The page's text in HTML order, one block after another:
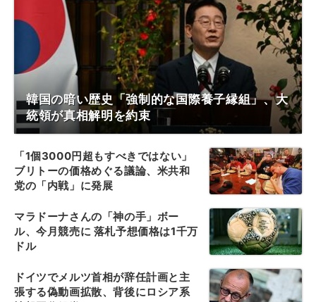
韓国の暗い歴史「強制的な国際養子縁組」、大
統領が真相解明を約束
「1個3000円超もすべきではない」
ブリトーの価格めぐる議論、米共和
党の「内戦」に発展
マラドーナさんの「神の手」ボー
ル、今月競売に 落札予想価格は1千万
ドル
ドイツでメルツ首相が辞任計画と主
張する偽動画拡散、背後にロシア系